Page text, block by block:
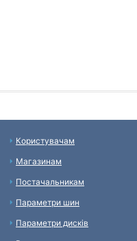
Користувачам
Магазинам
Постачальникам
Параметри шин
Параметри дисків